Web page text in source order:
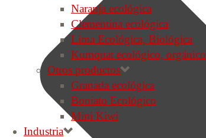
Naranja ecológica
Clementina ecológica
Lima Ecológica, Biológica
Kumquat ecológico, orgánico
Otros productos
Granada ecológica
Boniato Ecológico
Mini Kiwi
Industria